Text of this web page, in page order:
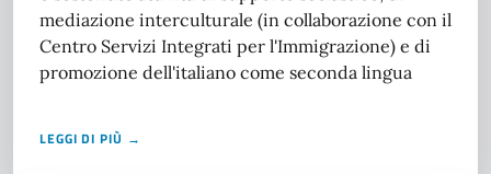
mediazione interculturale (in collaborazione con il
Centro Servizi Integrati per l'Immigrazione) e di
promozione dell'italiano come seconda lingua
LEGGI DI PIÙ →